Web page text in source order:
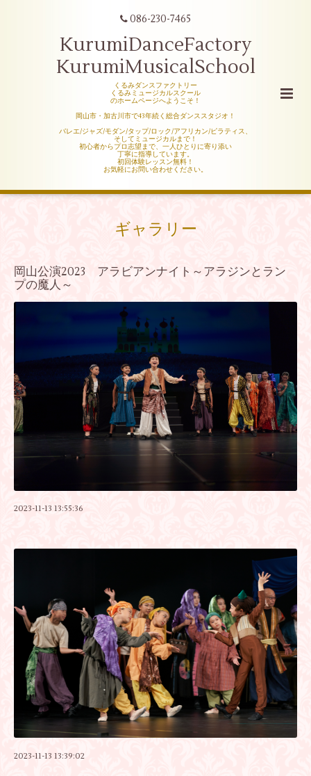
086-230-7465
KurumiDanceFactory
KurumiMusicalSchool
くるみダンスファクトリー
くるみミュージカルスクール
のホームページへようこそ！
岡山市・加古川市で43年続く総合ダンススタジオ！
バレエ/ジャズ/モダン/タップ/ロック/アフリカン/ピラティス、
そしてミュージカルまで！
初心者からプロ志望まで、一人ひとりに寄り添い
丁寧に指導しています。
初回体験レッスン無料！
お気軽にお問い合わせください。
ギャラリー
岡山公演2023 アラビアンナイト～アラジンとラン
プの魔人～
2023-11-13 13:55:36
2023-11-13 13:39:02